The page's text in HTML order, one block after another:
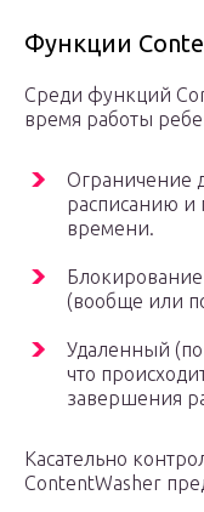
Функции
Среди функций
время работы
Ограничение
расписанию и
времени.
(вообще или
Удаленный (по
что
завершения
Касательно
ContentWasher